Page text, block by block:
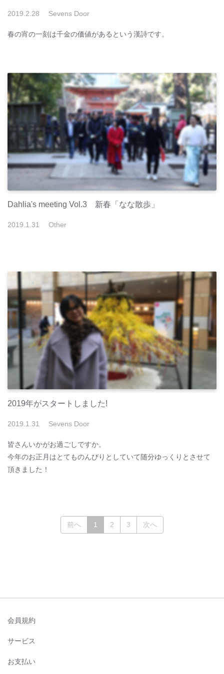
2019.2.28 Sevens Door
春の宵の一刻は千金の価値があるという漢詩です。
Dahlia's meeting Vol.3 新春「なな散歩」
2019.1.31 Other
2019年がスタートしました!
2019 1 31 Sevens Door
皆さんいかがお過ごしですか。
今年のお正月はとてものんびりとしていて随分ゆっくりとさせて
頂きました！
前へ 1 (current)
2 3 次へ
会員規約
サービス
お支払い